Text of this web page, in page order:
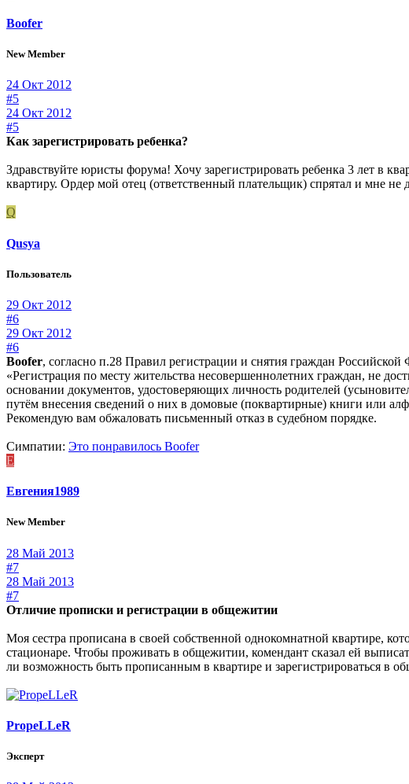
Boofer
New Member
24 Окт 2012
#5
24 Окт 2012
#5
Как зарегистрировать ребенка?
Здравствуйте юристы форума! Хочу зарегистрировать ребенка 3 лет в
квартиру. Ордер мой отец (ответственный плательщик) спрятал и мне
Q
Qusya
Пользователь
29 Окт 2012
#6
29 Окт 2012
#6
Boofer, согласно п.28 Правил регистрации и снятия граждан Российской
«Регистрация по месту жительства несовершеннолетних граждан, не
основании документов, удостоверяющих личность родителей
путём внесения сведений о них в домовые (поквартирные) книги или
Рекомендую вам обжаловать письменный отказ в судебном порядке.
Симпатии: Это понравилось Boofer
Е
Евгения1989
New Member
28 Май 2013
#7
28 Май 2013
#7
Отличие прописки и регистрации в общежитии
Моя сестра прописана в своей собственной однокомнатной квартире,
стационаре. Чтобы проживать в общежитии, комендант сказал ей
ли возможность быть прописанным в квартире и зарегистрироваться в
PropeLLeR
Эксперт